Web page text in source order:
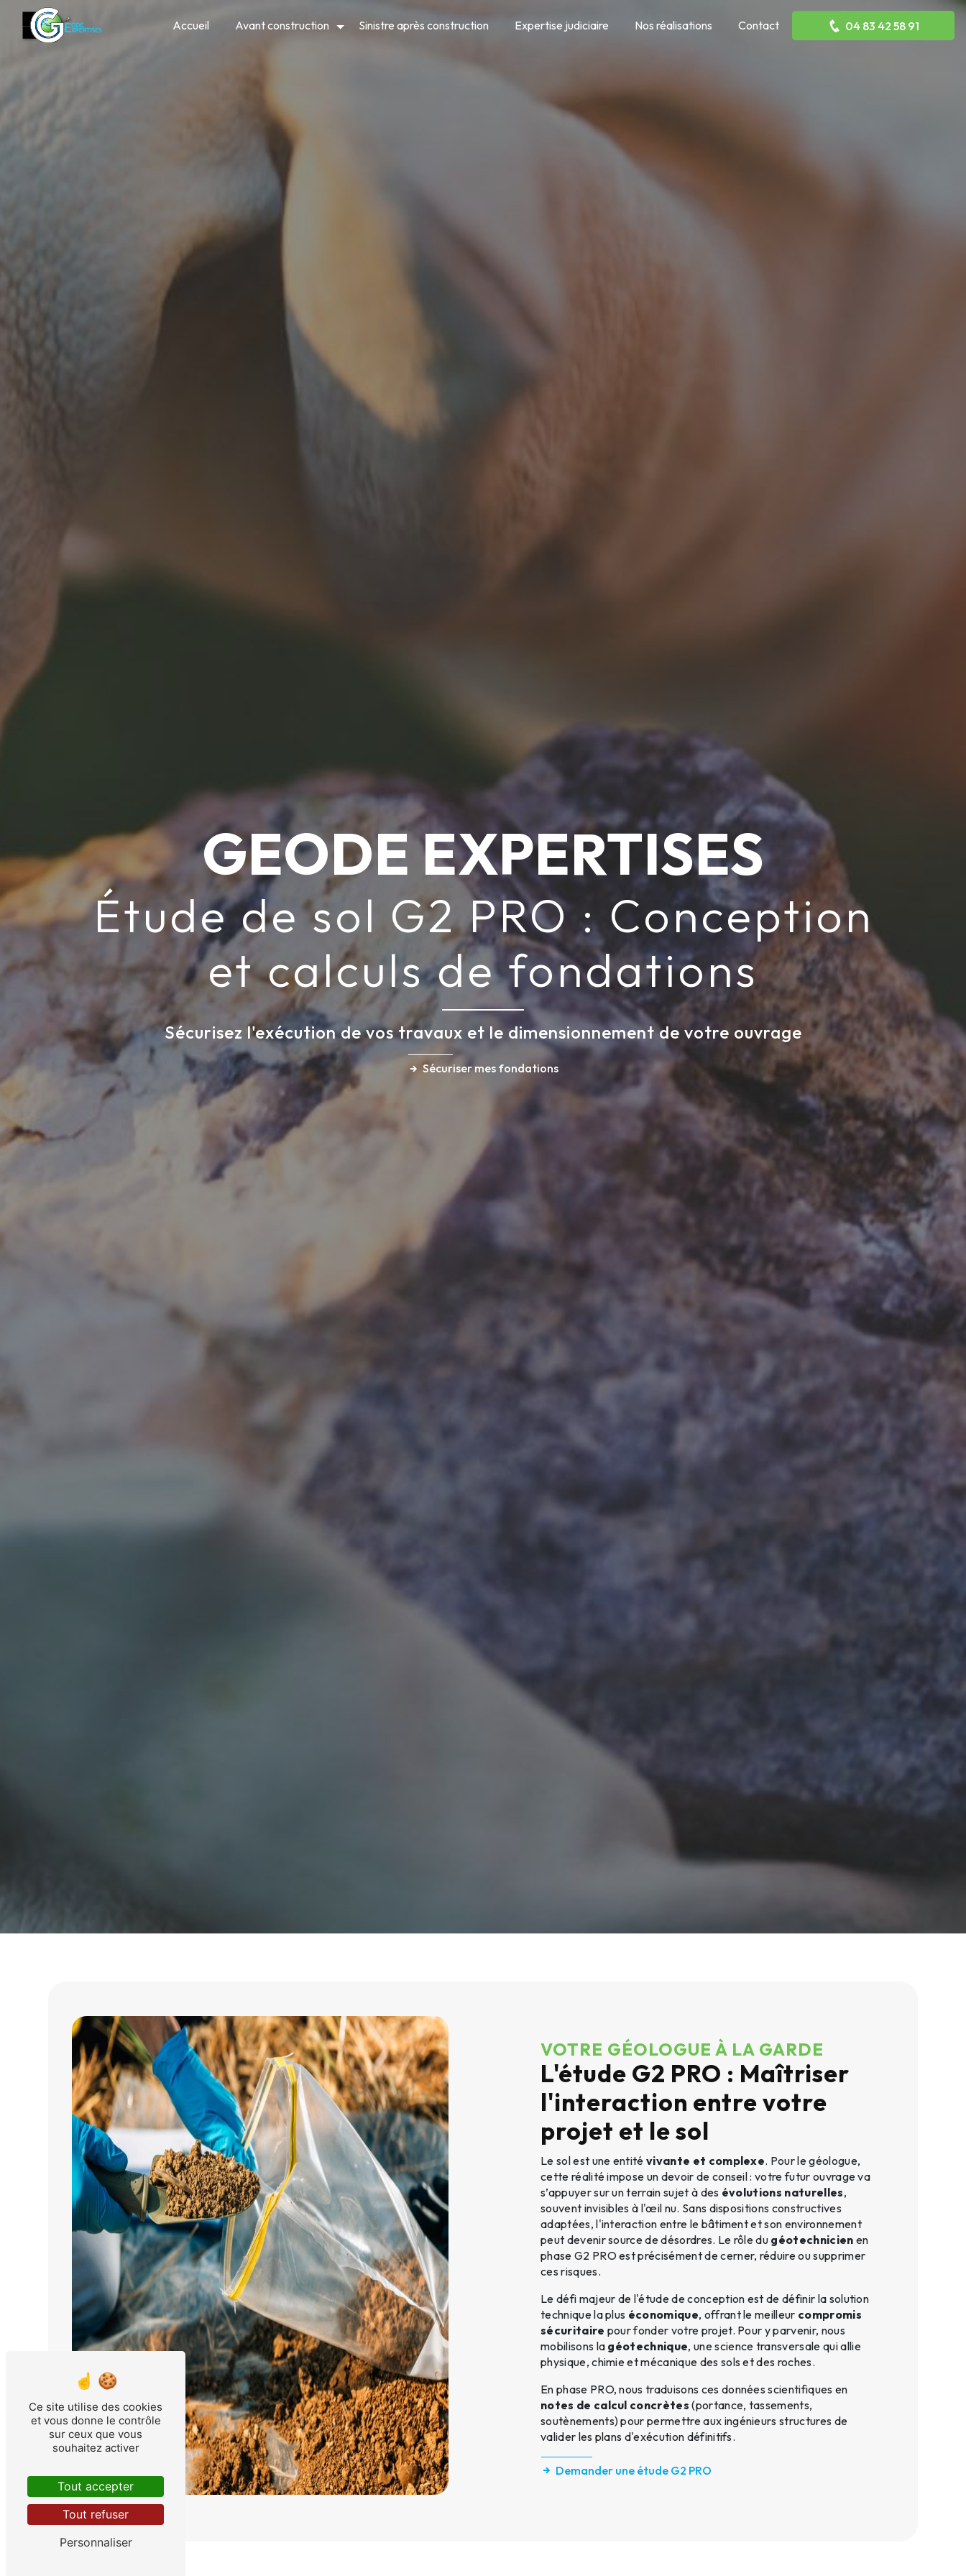
Accueil Avant construction Sinistre après construction Expertise judiciaire Nos réalisations Contact 04 83 42 58 91
GEODE EXPERTISES
Étude de sol G2 PRO : Conception
et calculs de fondations
Sécurisez l'exécution de vos travaux et le dimensionnement de votre ouvrage
Sécuriser mes fondations
VOTRE GÉOLOGUE À LA GARDE
L'étude G2 PRO : Maîtriser
l'interaction entre votre
projet et le sol
Le sol est une entitévivante et complexe. Pour le géologue,
cette réalité impose un devoir de conseil : votre futur ouvrage va
s’appuyer sur un terrain sujet à des évolutions naturelles,
souvent invisibles à l'œil nu. Sans dispositions constructives
adaptées, l'interaction entre le bâtiment et son environnement
peut devenir source de désordres. Le rôle du géotechnicien en
phase G2 PRO est précisément de cerner, réduire ou supprimer
ces risques.
Le défi majeur de l'étude de conception est de définir la solution
technique la plus économique, offrant le meilleur compromis
sécuritaire pour fonder votre projet. Pour y parvenir, nous
mobilisons la géotechnique, une science transversale qui allie
physique, chimie et mécanique des sols et des roches.
En phase PRO, nous traduisons ces données scientifiques en
notes de calcul concrètes (portance, tassements,
soutènements) pour permettre aux ingénieurs structures de
valider les plans d'exécution définitifs.
Demander une étude G2 PRO
Panneau de gestion des cookies
Ce site utilise des cookies
et vous donne le contrôle
sur ceux que vous
souhaitez activer
Tout accepter
Tout refuser
Personnaliser